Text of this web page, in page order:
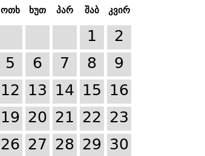
ოთხ ხუთ პარ შაბ კვირ
1
2
5 6 7 8
9
12 13 14 15 16
19 20 21 22 23
26 27 28 29 30